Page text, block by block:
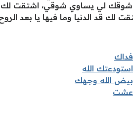
شوقك لي يساوي شوقي، اشتقت
لك قد الدنيا وما فيها يا بعد
فداك
الله
بيض الله وجهك
عشت